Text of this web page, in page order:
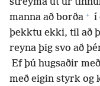
streyma út úr
manna að borða + í
þekktu ekki, til að
reyna þig svo að
Ef þú hugsaðir
með eigin styrk og